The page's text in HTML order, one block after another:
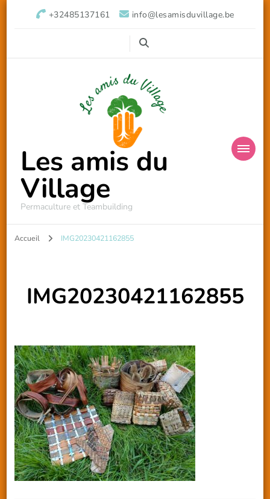
+32485137161 info@lesamisduvillage.be
Les amis du
Village
Permaculture et Teambuilding
Accueil IMG20230421162855
IMG20230421162855